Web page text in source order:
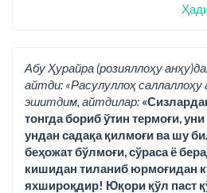
Абу Ҳурайра (розияллоҳу
айтди: «Расулуллоҳ саллаллоҳу
эшитдим, айтдилар:
тонгда бориб ўтин термоғи,
ундан садақа қилмоғи ва шу
беҳожат бўлмоғи, сўраса ё
кишидан тиланиб юрмоғидан
яхшироқдир! Юқори қўл паст